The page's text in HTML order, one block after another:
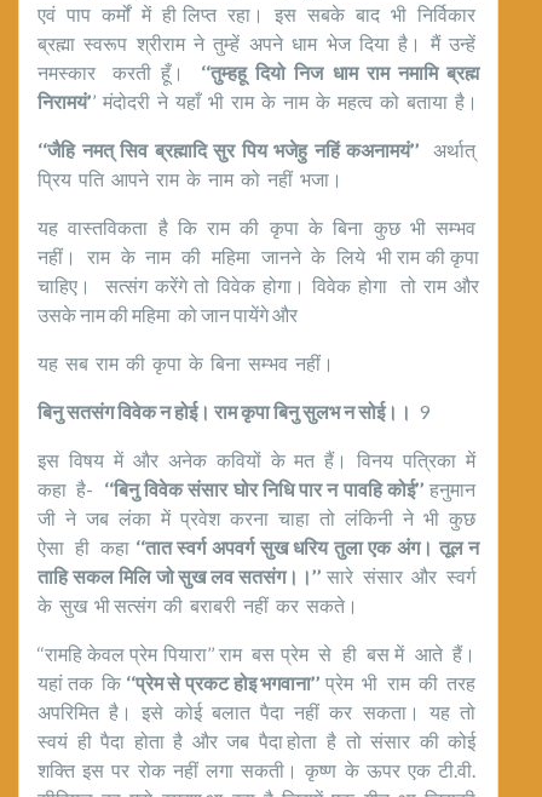
एवं पाप कर्मों में ही लिप्त रहा। इस सबके बाद भी निर्विकार
ब्रह्मा स्वरूप श्रीराम ने तुम्हें अपने धाम भेज दिया है। मैं उन्हें
नमस्कार करती हूँ। ‘‘तुम्हहू दियो निज धाम राम नमामि ब्रह्म
निरामयं’’ मंदोदरी ने यहाँ भी राम के नाम के महत्व को बताया है।
‘‘जैहि नमत् सिव ब्रह्मादि सुर पिय भजेहु नहिं कअनामयं’’ अर्थात्
प्रिय पति आपने राम के नाम को नहीं भजा।
यह वास्तविकता है कि राम की कृपा के बिना कुछ भी सम्भव
नहीं। राम के नाम की महिमा जानने के लिये भी राम की कृपा
चाहिए। सत्संग करेंगे तो विवेक होगा। विवेक होगा तो राम और
उसके नाम की महिमा को जान पायेंगे और
यह सब राम की कृपा के बिना सम्भव नहीं।
बिनु सतसंग विवेक न होई। राम कृपा बिनु सुलभ न सोई।। 9
इस विषय में और अनेक कवियों के मत हैं। विनय पत्रिका में
कहा है- ‘‘बिनु विवेक संसार घोर निधि पार न पावहि कोई’’ हनुमान
जी ने जब लंका में प्रवेश करना चाहा तो लंकिनी ने भी कुछ
ऐसा ही कहा ‘‘तात स्वर्ग अपवर्ग सुख धरिय तुला एक अंग। तूल न
ताहि सकल मिलि जो सुख लव सतसंग।।’’ सारे संसार और स्वर्ग
के सुख भी सत्संग की बराबरी नहीं कर सकते।
‘‘रामहि केवल प्रेम पियारा’’ राम बस प्रेम से ही बस में आते हैं।
यहां तक कि ‘‘प्रेम से प्रकट होइ भगवाना’’ प्रेम भी राम की तरह
अपरिमित है। इसे कोई बलात पैदा नहीं कर सकता। यह तो
स्वयं ही पैदा होता है और जब पैदा होता है तो संसार की कोई
शक्ति इस पर रोक नहीं लगा सकती। कृष्ण के ऊपर एक टी.वी.